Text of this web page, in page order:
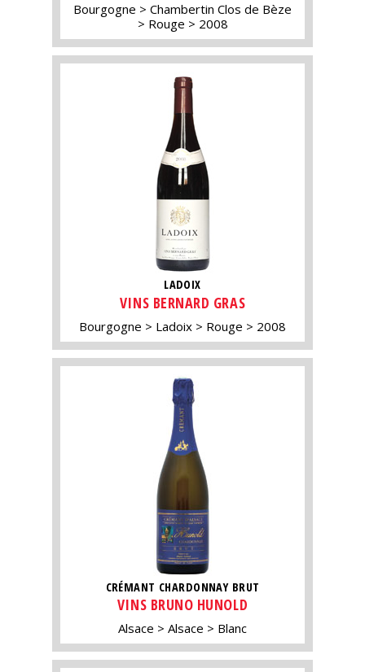
Bourgogne
Chambertin Clos de Bèze
Rouge
2008
LADOIX
VINS BERNARD GRAS
Bourgogne Ladoix Rouge 2008
CRÉMANT CHARDONNAY BRUT
VINS BRUNO HUNOLD
Alsace Alsace Blanc